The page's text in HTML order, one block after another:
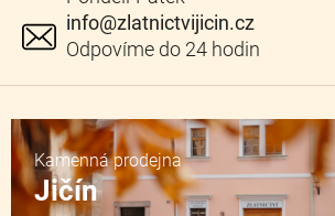
info@zlatnictvijicin.cz
Kamenná prodejna
Jičín